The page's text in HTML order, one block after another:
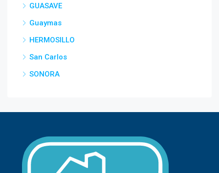
GUASAVE
Guaymas
HERMOSILLO
San Carlos
SONORA